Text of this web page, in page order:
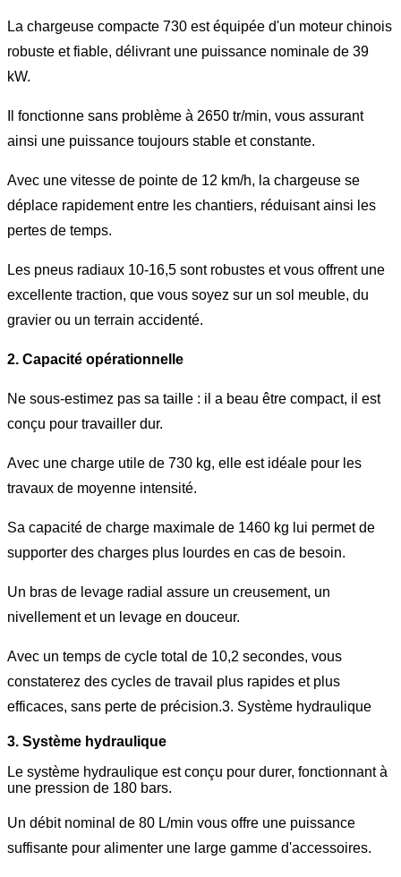
La chargeuse compacte 730 est équipée d'un moteur chinois
robuste et fiable, délivrant une puissance nominale de 39
kW.
Il fonctionne sans problème à 2650 tr/min, vous assurant
ainsi une puissance toujours stable et constante.
Avec une vitesse de pointe de 12 km/h, la chargeuse se
déplace rapidement entre les chantiers, réduisant ainsi les
pertes de temps.
Les pneus radiaux 10-16,5 sont robustes et vous offrent une
excellente traction, que vous soyez sur un sol meuble, du
gravier ou un terrain accidenté.
2. Capacité opérationnelle
Ne sous-estimez pas sa taille : il a beau être compact, il est
conçu pour travailler dur.
Avec une charge utile de 730 kg, elle est idéale pour les
travaux de moyenne intensité.
Sa capacité de charge maximale de 1460 kg lui permet de
supporter des charges plus lourdes en cas de besoin.
Un bras de levage radial assure un creusement, un
nivellement et un levage en douceur.
Avec un temps de cycle total de 10,2 secondes, vous
constaterez des cycles de travail plus rapides et plus
efficaces, sans perte de précision.3. Système hydraulique
3. Système hydraulique
Le système hydraulique est conçu pour durer, fonctionnant à
une pression de 180 bars.
Un débit nominal de 80 L/min vous offre une puissance
suffisante pour alimenter une large gamme d'accessoires.